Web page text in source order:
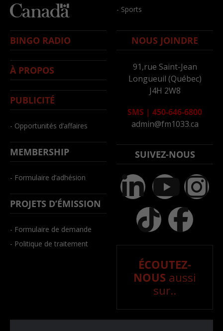
- Sports
BINGO RADIO
À PROPOS
PUBLICITÉ
- Opportunités d’affaires
MEMBERSHIP
- Formulaire d’adhésion
PROJETS D’ÉMISSION
- Formulaire de demande
- Politique de traitement
NOUS JOINDRE
91,rue Saint-Jean
Longueuil (Québec)
J4H 2W8
SMS | 450-646-6800
admin@fm1033.ca
SUIVEZ-NOUS
ÉCOUTEZ-
NOUS aussi
sur..